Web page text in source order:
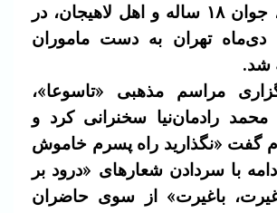
مانی صفرپور، جوان ۱۸ ساله و اهل لاهیجان، در
اعتراضات ۱۸ دی‌ماه تهران به دست ماموران
شد.
مراسم مذهبی «تاسوعا»،
محمد رادمان‌نیا سخنرانی کرد و
گفت «نگذارید راه پسرم خاموش
با سردادن شعارهای «درود بر
باغیرت» از سوی حاضران